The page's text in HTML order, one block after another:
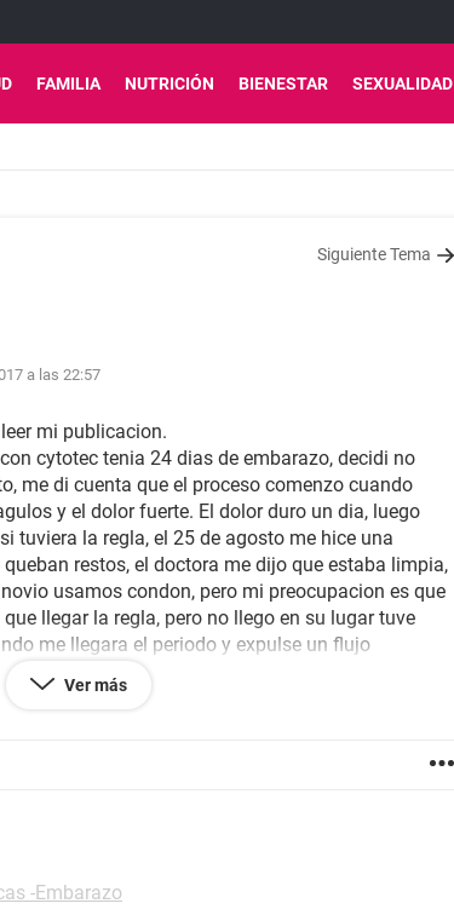
FAMILIA NUTRICIÓN BIENESTAR SEXUALIDAD
Siguiente Tema
a las 22:57
mi publicacion.
cytotec tenia 24 dias de embarazo, decidi no
me di cuenta que el proceso comenzo cuando
y el dolor fuerte. El dolor duro un dia, luego
tuviera la regla, el 25 de agosto me hice una
restos, el doctora me dijo que estaba limpia,
usamos condon, pero mi preocupacion es que
llegar la regla, pero no llego en su lugar tuve
me llegara el periodo y expulse un flujo
alguien que me de algun consejo para
Ver más
-Embarazo